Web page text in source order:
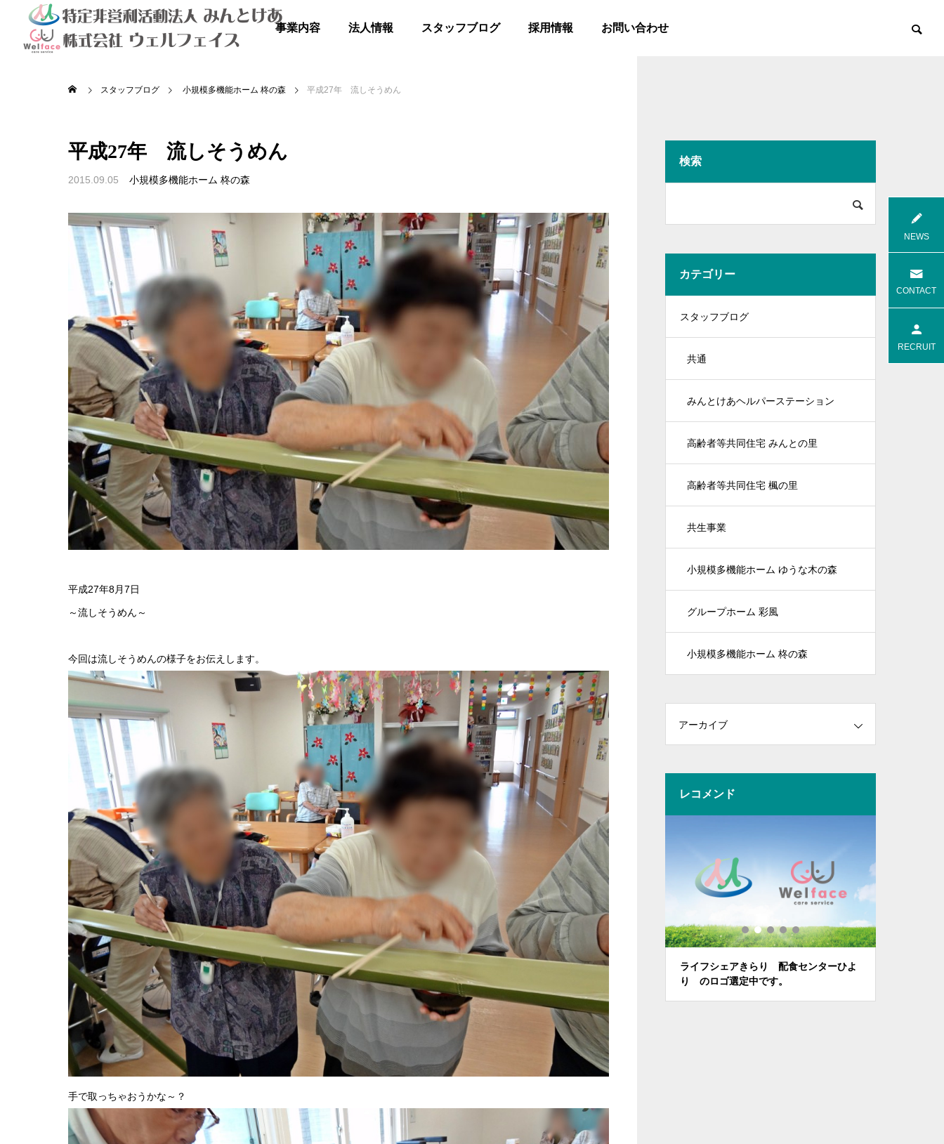
事業内容 法人情報 スタッフブログ 採用情報 お問い合わせ
秋のドライブ
高齢者等共同住宅 みんとの里
青空散髪
高齢者等共同住宅 みんとの里
合同花火
高齢者等共同住宅 みんとの里
8月花火 8月焼肉
高齢者等共
スタッフブログ 小規模多機能ホーム 柊の森 平成27年 流しそうめん
平成27年 流しそうめん
2015.09.05 小規模多機能ホーム 柊の森
平成27年8月7日
～流しそうめん～
今回は流しそうめんの様子をお伝えします。
手で取っちゃおうかな～？
検索
カテゴリー
スタッフブログ
共通
みんとけあヘルパーステーション
高齢者等共同住宅 みんとの里
高齢者等共同住宅 楓の里
共生事業
小規模多機能ホーム ゆうな木の森
グループホーム 彩風
小規模多機能ホーム 柊の森
アーカイブ
レコメンド
H30.12.20 AED設置・救命講習会
ライフシェアきらり 配食センターひよ
り のロゴ選定中です。
NEWS
CONTACT
RECRUIT